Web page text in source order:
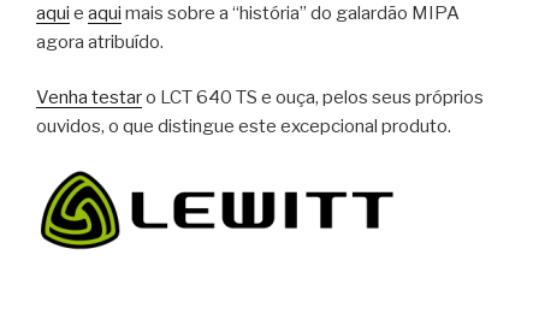
aqui e aqui mais sobre a “história” do galardão MIPA
agora atribuído.
Venha testaro LCT 640 TS e ouça, pelos seus próprios
ouvidos, o que distingue este excepcional produto.